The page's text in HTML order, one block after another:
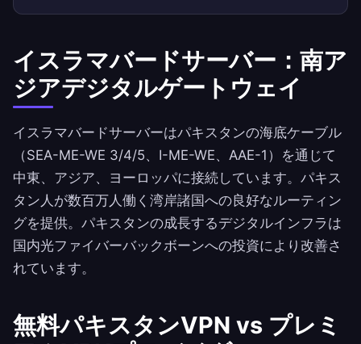
イスラマバードサーバー：南ア
ジアデジタルゲートウェイ
イスラマバードサーバーはパキスタンの海底ケーブル
（SEA-ME-WE 3/4/5、I-ME-WE、AAE-1）を通じて
中東、アジア、ヨーロッパに接続しています。パキス
タン人が数百万人働く湾岸諸国への良好なルーティン
グを提供。パキスタンの成長するデジタルインフラは
国内光ファイバーバックボーンへの投資により改善さ
れています。
無料パキスタンVPN vs プレミ